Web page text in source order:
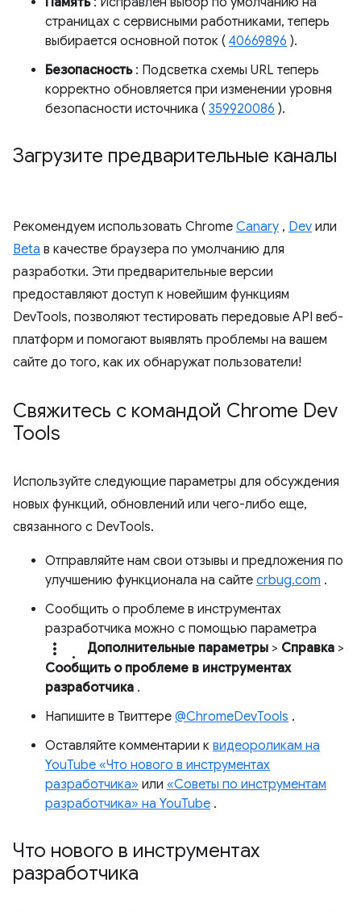
страницах с сервисными работниками, теперь
выбирается основной поток ( 40669896 ).
Безопасность: Подсветка схемы URL теперь
корректно обновляется при изменении уровня
безопасности источника ( 359920086 ).
Загрузите предварительные каналы
Рекомендуем использовать Chrome Canary , Dev или
Beta в качестве браузера по умолчанию для
разработки. Эти предварительные версии
предоставляют доступ к новейшим функциям
DevTools, позволяют тестировать передовые API веб-
платформ и помогают выявлять проблемы на вашем
сайте до того, как их обнаружат пользователи!
Свяжитесь с командой Chrome Dev
Tools
Используйте следующие параметры для обсуждения
новых функций, обновлений или чего-либо еще,
связанного с DevTools.
Отправляйте нам свои отзывы и предложения по
улучшению функционала на сайте crbug.com .
Сообщить о проблеме в инструментах
разработчика можно с помощью параметра
more_vert. Дополнительные параметры > Справка >
Сообщить о проблеме в инструментах
разработчика .
Напишите в Твиттере @ChromeDevTools .
Оставляйте комментарии к видеороликам на
YouTube «Что нового в инструментах
разработчика» или «Советы по инструментам
разработчика» на YouTube .
Что нового в инструментах
разработчика